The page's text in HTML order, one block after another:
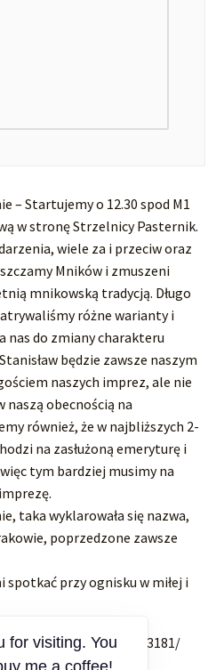
– Startujemy o 12.30 spod M1
w stronę Strzelnicy Pasternik.
wiele za i przeciw oraz
Mników i zmuszeni
mnikowską tradycją. Długo
różne warianty i
nas do zmiany charakteru
będzie zawsze naszym
naszych imprez, ale nie
naszą obecnością na
również, że w najbliższych 2-
na zasłużoną emeryturę i
tym bardziej musimy na
taka wyklarowała się nazwa,
poprzedzone zawsze
spotkać przy ognisku w miłej i
events/1107283099953181/
for visiting. You
me a coffee!